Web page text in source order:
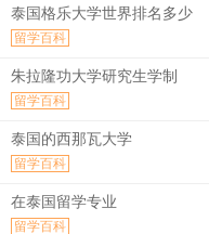
泰国格乐大学世界排名多少
留学百科
朱拉隆功大学研究生学制
留学百科
泰国的西那瓦大学
留学百科
在泰国留学专业
留学百科